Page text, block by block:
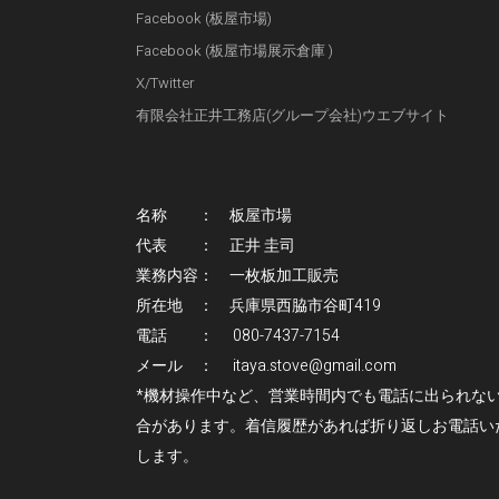
Facebook (板屋市場)
Facebook (板屋市場展示倉庫 )
X/Twitter
有限会社正井工務店(グループ会社)ウエブサイト
名称 ： 板屋市場
代表 ： 正井 圭司
業務内容： 一枚板加工販売
所在地 ： 兵庫県西脇市谷町419
電話 ： 080-7437-7154
メール ： itaya.stove@gmail.com
*機材操作中など、営業時間内でも電話に出られな
合があります。着信履歴があれば折り返しお電話い
します。